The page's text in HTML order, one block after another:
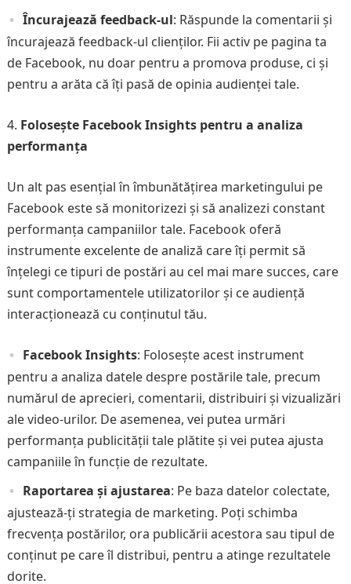
Încurajează feedback-ul: Răspunde la comentarii și
încurajează feedback-ul clienților. Fii activ pe pagina ta
de Facebook, nu doar pentru a promova produse, ci și
pentru a arăta că îți pasă de opinia audienței tale.
Folosește Facebook Insights pentru a analiza
performanța
Un alt pas esențial în îmbunătățirea marketingului pe
Facebook este să monitorizezi și să analizezi constant
performanța campaniilor tale. Facebook oferă
instrumente excelente de analiză care îți permit să
înțelegi ce tipuri de postări au cel mai mare succes, care
sunt comportamentele utilizatorilor și ce audiență
interacționează cu conținutul tău.
Facebook Insights: Folosește acest instrument
pentru a analiza datele despre postările tale, precum
numărul de aprecieri, comentarii, distribuiri și vizualizări
ale video-urilor. De asemenea, vei putea urmări
performanța publicității tale plătite și vei putea ajusta
campaniile în funcție de rezultate.
Raportarea și ajustarea: Pe baza datelor colectate,
ajustează-ți strategia de marketing. Poți schimba
frecvența postărilor, ora publicării acestora sau tipul de
conținut pe care îl distribui, pentru a atinge rezultatele
dorite.